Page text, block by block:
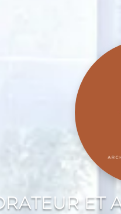
ET